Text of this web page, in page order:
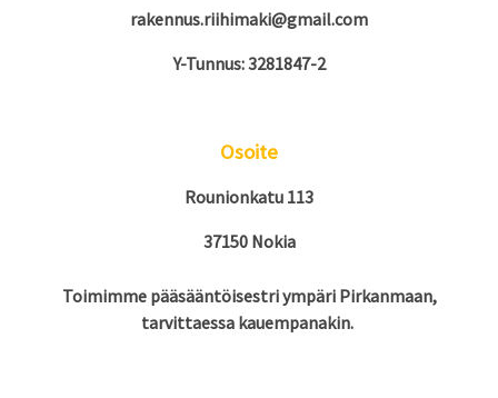
rakennus.riihimaki@gmail.com
Y-Tunnus: 3281847-2
Osoite
Rounionkatu 113
37150 Nokia
Toimimme pääsääntöisestri ympäri Pirkanmaan,
tarvittaessa kauempanakin.